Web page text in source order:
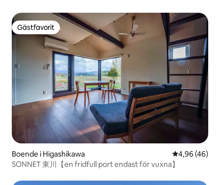
Gästfavorit
Gästfavorit
Boende i Higashikawa 4,96 av 5 i
4,96 (46)
SONNET 東川【en fridfull port endast för vuxna】